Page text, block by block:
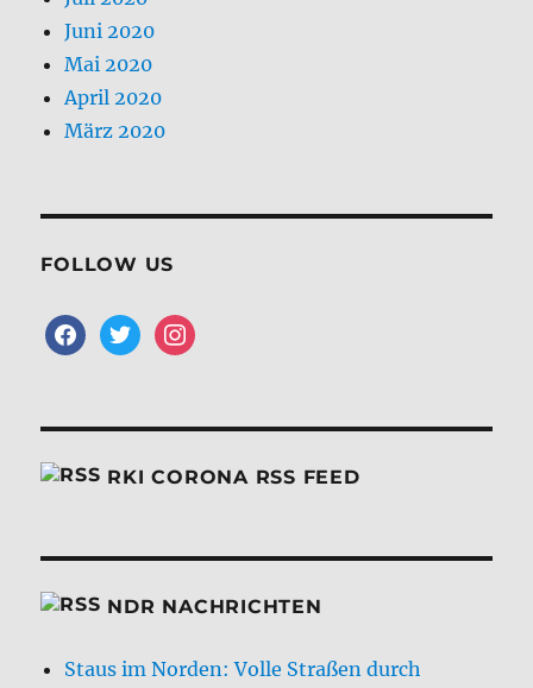
Juni 2020
Mai 2020
April 2020
März 2020
FOLLOW US
facebooktwitterinstagram
RKI CORONA RSS FEED
NDR NACHRICHTEN
Staus im Norden: Volle Straßen durch